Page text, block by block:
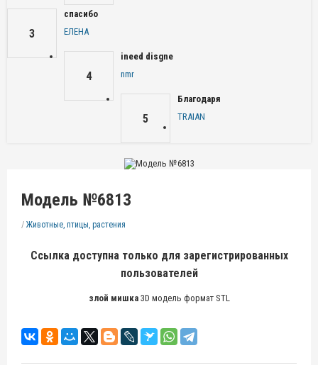
3
спасибо
ЕЛЕНА
4
ineed disgne
nmr
5
Благодаря
TRAIAN
Модель №6813
/ Животные, птицы, растения
Ссылка доступна только для зарегистрированных
пользователей
злой мишка 3D модель формат STL